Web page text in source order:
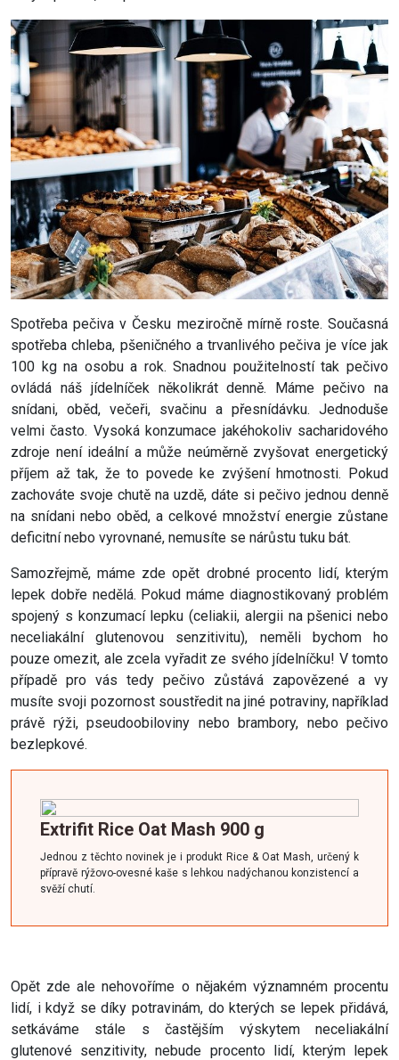
Spotřeba pečiva v Česku meziročně mírně roste. Současná
spotřeba chleba, pšeničného a trvanlivého pečiva je více jak
100 kg na osobu a rok. Snadnou použitelností tak pečivo
ovládá náš jídelníček několikrát denně. Máme pečivo na
snídani, oběd, večeři, svačinu a přesnídávku. Jednoduše
velmi často. Vysoká konzumace jakéhokoliv sacharidového
zdroje není ideální a může neúměrně zvyšovat energetický
příjem až tak, že to povede ke zvýšení hmotnosti. Pokud
zachováte svoje chutě na uzdě, dáte si pečivo jednou denně
na snídani nebo oběd, a celkové množství energie zůstane
deficitní nebo vyrovnané, nemusíte se nárůstu tuku bát.
Samozřejmě, máme zde opět drobné procento lidí, kterým
lepek dobře nedělá. Pokud máme diagnostikovaný problém
spojený s konzumací lepku (celiakii, alergii na pšenici nebo
neceliakální glutenovou senzitivitu), neměli bychom ho
pouze omezit, ale zcela vyřadit ze svého jídelníčku! V tomto
případě pro vás tedy pečivo zůstává zapovězené a vy
musíte svoji pozornost soustředit na jiné potraviny, například
právě rýži, pseudoobiloviny nebo brambory, nebo pečivo
bezlepkové.
Extrifit Rice Oat Mash 900 g
Jednou z těchto novinek je i produkt Rice & Oat Mash, určený k
přípravě rýžovo-ovesné kaše s lehkou nadýchanou konzistencí a
svěží chutí.
Opět zde ale nehovoříme o nějakém významném procentu
lidí, i když se díky potravinám, do kterých se lepek přidává,
setkáváme stále s častějším výskytem neceliakální
glutenové senzitivity, nebude procento lidí, kterým lepek